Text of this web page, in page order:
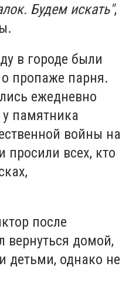
Будем искать",
в городе были
пропаже парня.
ежедневно
памятника
войны на
всех, кто
после
домой,
детьми, однако не